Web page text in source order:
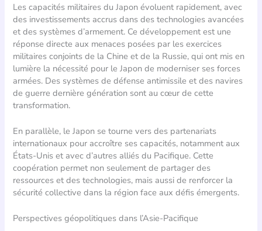
Les capacités militaires du Japon évoluent rapidement, avec
des investissements accrus dans des technologies avancées
et des systèmes d’armement. Ce développement est une
réponse directe aux menaces posées par les exercices
militaires conjoints de la Chine et de la Russie, qui ont mis en
lumière la nécessité pour le Japon de moderniser ses forces
armées. Des systèmes de défense antimissile et des navires
de guerre dernière génération sont au cœur de cette
transformation.
En parallèle, le Japon se tourne vers des partenariats
internationaux pour accroître ses capacités, notamment aux
États-Unis et avec d’autres alliés du Pacifique. Cette
coopération permet non seulement de partager des
ressources et des technologies, mais aussi de renforcer la
sécurité collective dans la région face aux défis émergents.
Perspectives géopolitiques dans l’Asie-Pacifique